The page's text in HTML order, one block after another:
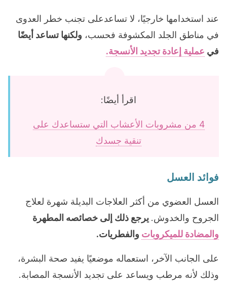
عند استخدامها خارجيًا، لا تساعدعلى تجنب خطر العدوى
في مناطق الجلد المكشوفة فحسب، ولكنها تساعد أيضًا
في عملية إعادة تجديد الأنسجة.
اقرأ أيضًا:
4 من مشروبات الأعشاب التي ستساعدك على
تنقية جسدك
فوائد العسل
العسل العضوي من أكثر العلاجات البديلة شهرة لعلاج
الجروح والخدوش. يرجع ذلك إلى خصائصه المطهرة
والمضادة للميكروبات والفطريات.
على الجانب الآخر، استعماله موضعيًا يفيد صحة البشرة،
وذلك لأنه مرطب ويساعد على تجديد الأنسجة المصابة.